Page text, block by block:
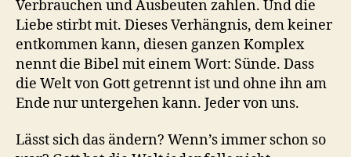
Verbrauchen und Ausbeuten zahlen. Und die
Liebe stirbt mit. Dieses Verhängnis, dem keiner
entkommen kann, diesen ganzen Komplex
nennt die Bibel mit einem Wort: Sünde. Dass
die Welt von Gott getrennt ist und ohne ihn am
Ende nur untergehen kann. Jeder von uns.
Lässt sich das ändern? Wenn’s immer schon so